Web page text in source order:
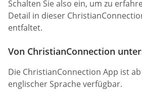
Schalten Sie also ein, um zu
Detail in dieser
entfaltet.
Von ChristianConnection
Die ChristianConnection App ist
englischer Sprache verfügbar.